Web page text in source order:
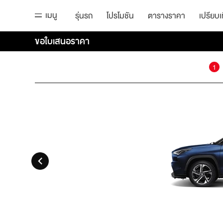
เมนู รุ่นรถ โปรโมชัน ตารางราคา เปรียบ
ขอใบเสนอราคา
1